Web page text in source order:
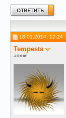
18.01.2014, 12:24
Tempesta
admin